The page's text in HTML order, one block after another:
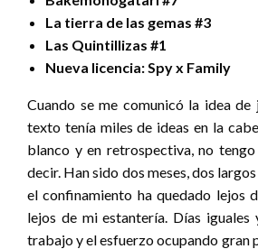
La tierra de las gemas #3
Las Quintillizas #1
Nueva licencia: Spy x Family
Cuando se me comunicó la idea de
texto tenía miles de ideas en la
blanco y en retrospectiva, no
decir. Han sido dos meses, dos
el confinamiento ha quedado lejos
lejos de mi estantería. Días iguales
trabajo y el esfuerzo ocupando gran